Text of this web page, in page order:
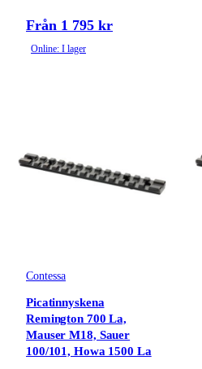
Från 1 795 kr
Online: I lager
Contessa
Picatinnyskena
Remington 700 La,
Mauser M18, Sauer
100/101, Howa 1500 La